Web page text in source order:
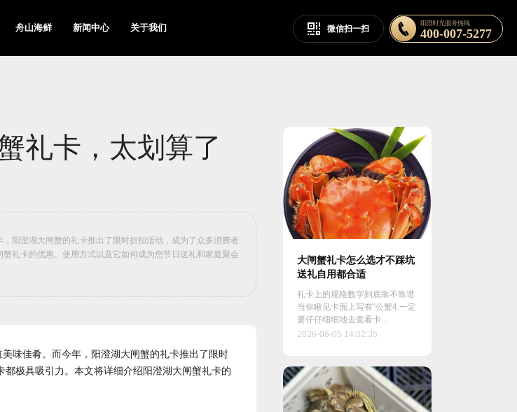
舟山海鲜 新闻中心 关于我们 微信扫一扫 400-007-5277
礼卡，太划算了
阳澄湖大闸蟹的礼卡推出了限时折扣活动，成为了众多消费者
礼卡的优惠、使用方式以及它如何成为您节日送礼和家庭聚会
味佳肴。而今年，阳澄湖大闸蟹的礼卡推出了限时
极具吸引力。本文将详细介绍阳澄湖大闸蟹礼卡的
大闸蟹礼卡怎么选才不踩坑
送礼自用都合适
礼卡上的规格数字到底靠不靠谱
当你瞅见卡面上写有“公蟹4.一定
要仔仔细细地去查看卡...
2026-06-05 14:02:35